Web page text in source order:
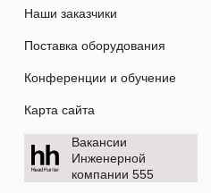
Наши заказчики
Поставка оборудования
Конференции и обучение
Карта сайта
Вакансии
Инженерной
компании 555